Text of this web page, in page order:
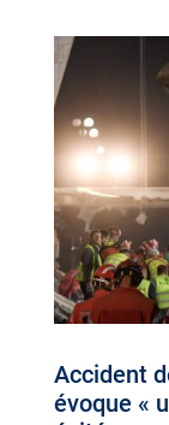
Accident
évoque «